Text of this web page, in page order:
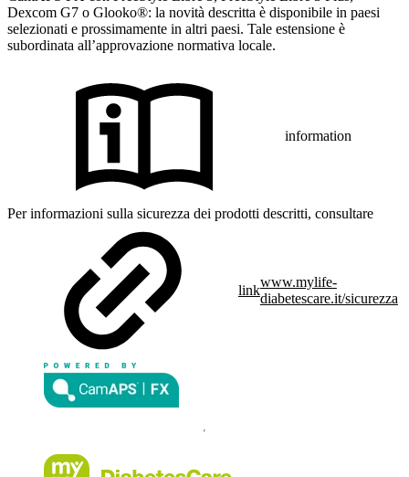
Dexcom G7 o Glooko®: la novità descritta è disponibile in paesi
selezionati e prossimamente in altri paesi. Tale estensione è
subordinata all’approvazione normativa locale.
information
Per informazioni sulla sicurezza dei prodotti descritti, consultare
link
www.mylife-
diabetescare.it/sicurezza